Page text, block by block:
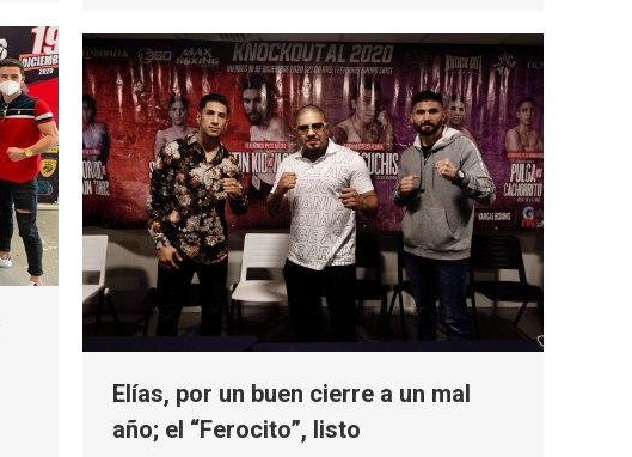
Elías, por un buen cierre a un mal
año; el “Ferocito”, listo